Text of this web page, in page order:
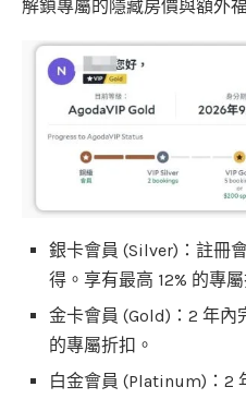
解鎖專屬的隱藏房價與額外
銀卡會員 (Silver)：註冊
得。享有最高 12% 的專屬
金卡會員 (Gold)：2 年內
的專屬折扣。
白金會員 (Platinum)：2